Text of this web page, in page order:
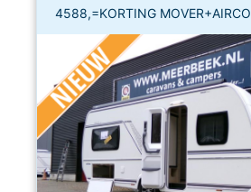
4588,=KORTING MOVER+AIRCO